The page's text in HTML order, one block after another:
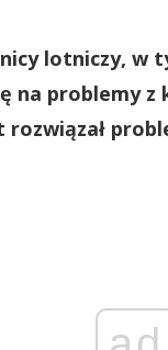
lotniczy, w
na problemy z